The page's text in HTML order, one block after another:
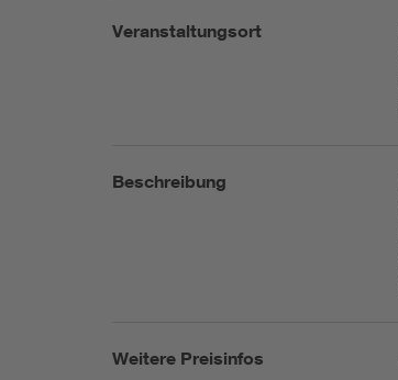
Veranstaltungsort
Beschreibung
Weitere Preisinfos